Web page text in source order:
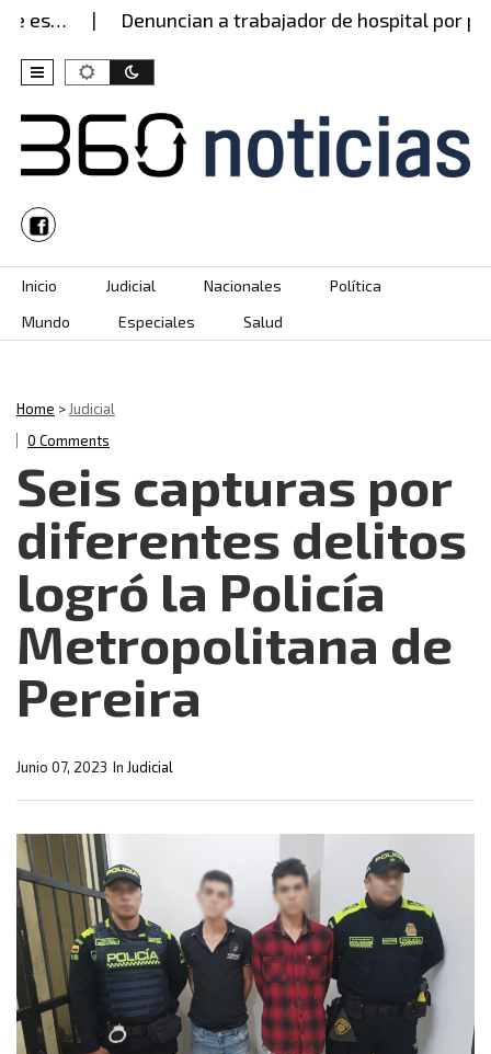
Denuncian a trabajador de hospital por
Skip to content
Inicio Judicial Nacionales
Política
Mundo
Especiales Salud
Home >Judicial
0 Comments
Seis capturas por
diferentes delitos
logró la Policía
Metropolitana de
Pereira
In Judicial
Junio 07, 2023